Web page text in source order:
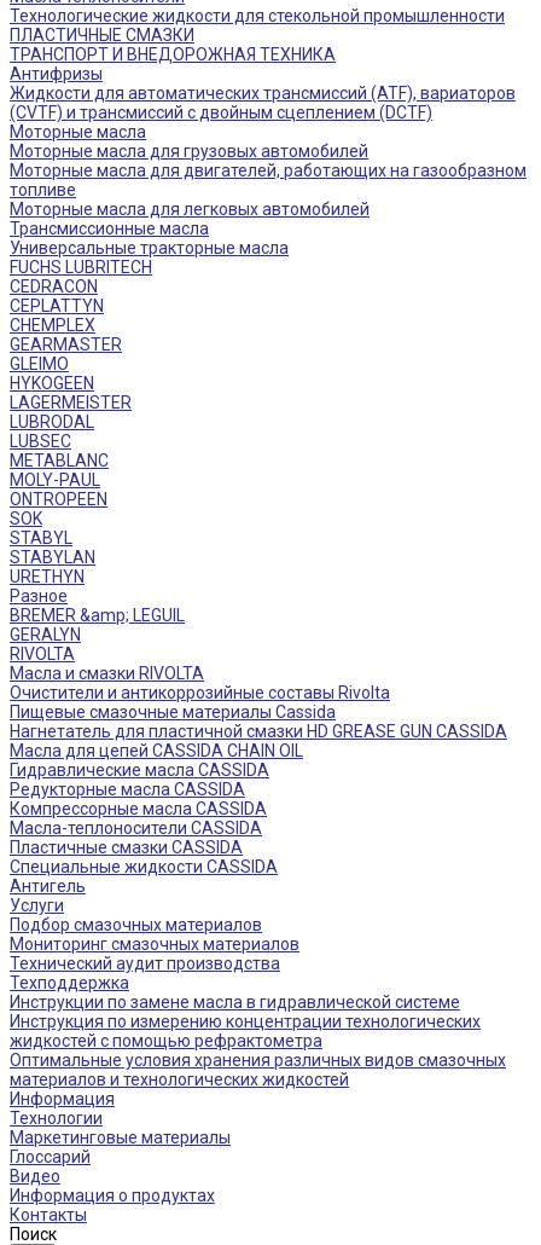
Технологические жидкости для стекольной промышленности
ПЛАСТИЧНЫЕ СМАЗКИ
ТРАНСПОРТ И ВНЕДОРОЖНАЯ ТЕХНИКА
Антифризы
Жидкости для автоматических трансмиссий (ATF), вариаторов
(CVTF) и трансмиссий с двойным сцеплением (DCTF)
Моторные масла
Моторные масла для грузовых автомобилей
Моторные масла для двигателей, работающих на газообразном
топливе
Моторные масла для легковых автомобилей
Трансмиссионные масла
Универсальные тракторные масла
FUCHS LUBRITECH
CEDRACON
CEPLATTYN
CHEMPLEX
GEARMASTER
GLEIMO
HYKOGEEN
LAGERMEISTER
LUBRODAL
LUBSEC
METABLANC
MOLY-PAUL
ONTROPEEN
SOK
STABYL
STABYLAN
URETHYN
Разное
BREMER &amp; LEGUIL
GERALYN
RIVOLTA
Масла и смазки RIVOLTA
Очистители и антикоррозийные составы Rivolta
Пищевые смазочные материалы Cassida
Нагнетатель для пластичной смазки HD GREASE GUN CASSIDA
Масла для цепей CASSIDA CHAIN OIL
Гидравлические масла CASSIDA
Редукторные масла CASSIDA
Компрессорные масла CASSIDA
Масла-теплоносители CASSIDA
Пластичные смазки CASSIDA
Специальные жидкости CASSIDA
Антигель
Услуги
Подбор смазочных материалов
Мониторинг смазочных материалов
Технический аудит производства
Техподдержка
Инструкции по замене масла в гидравлической системе
Инструкция по измерению концентрации технологических
жидкостей с помощью рефрактометра
Оптимальные условия хранения различных видов смазочных
материалов и технологических жидкостей
Информация
Технологии
Маркетинговые материалы
Глоссарий
Видео
Информация о продуктах
Контакты
Поиск